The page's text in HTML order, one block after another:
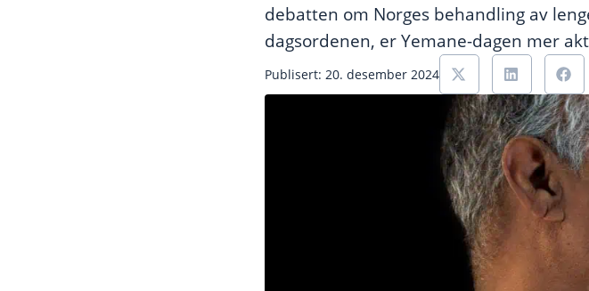
debatten om Norges behandling av
dagsordenen, er Yemane-dagen mer
Publisert: 20. desember 2024